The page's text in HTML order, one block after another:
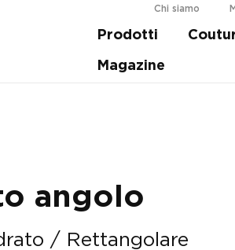
Chi siamo
Prodotti
Magazine
scelta della tua doccia.
angolo
/ Rettangolare